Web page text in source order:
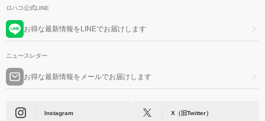
ロハコ公式LINE
お得な最新情報をLINEでお届けします
ニュースレター
お得な最新情報をメールでお届けします
Instagram X（旧Twitter）